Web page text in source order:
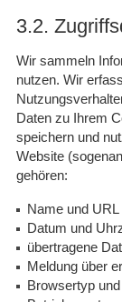
3.2.
Wir sammeln
nutzen. Wir
Daten zu Ihrem
speichern und
Website
gehören:
Name und
Datum und
übertragene
Meldung über
Browsertyp